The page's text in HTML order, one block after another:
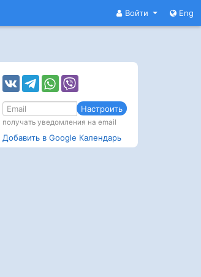
Войти Eng
Настроить
получать уведомления на email
Добавить в Google Календарь